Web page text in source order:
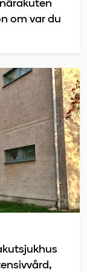
om var du